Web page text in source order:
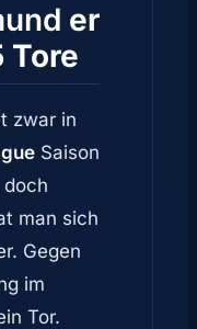
er
Tore
zwar in
Saison
doch
man sich
Gegen
im
Tor.